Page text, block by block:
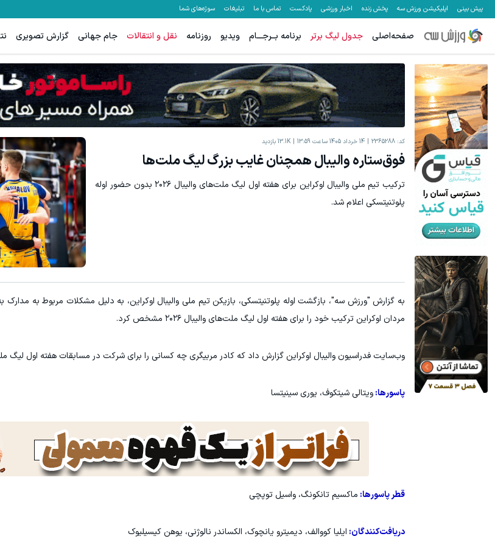
پیش بینی اپلیکیشن ورزش سه پخش زنده اخبار ورزشی پادکست تماس با ما تبلیغات سوژه‌های شما
صفحه‌اصلی جدول لیگ برتر برنامه بــرجـــام ویدیو روزنامه نقل و انتقالات جام جهانی گزارش تصویری
کد: 2365288 14 خرداد 1405 ساعت 13:59 13.1K بازدید
فوق‌ستاره والیبال همچنان غایب بزرگ لیگ ملت‌ها
ترکیب تیم ملی والیبال اوکراین برای هفته اول لیگ ملت‌های والیبال ۲۰۲۶ بدون حضور اوله
پلوتنیتسکی اعلام شد.
به گزارش "ورزش سه"، بازگشت اوله پلوتنیتسکی، بازیکن تیم ملی والیبال اوکراین، به دلیل مشکلات مربوط به مدارک
مردان اوکراین ترکیب خود را برای هفته اول لیگ ملت‌های والیبال ۲۰۲۶ مشخص کرد.
وب‌سایت فدراسیون والیبال اوکراین گزارش داد که کادر مربیگری چه کسانی را برای شرکت در مسابقات هفته اول لیگ
پاسورها:ویتالی شیتکوف، یوری سینیتسا
قطر پاسورها: ماکسیم تانکونگ، واسیل توپچی
دریافت‌کنندگان: ایلیا کووالف، دیمیترو یانچوک، الکساندر نالوژنی، یوهن کیسیلیوک